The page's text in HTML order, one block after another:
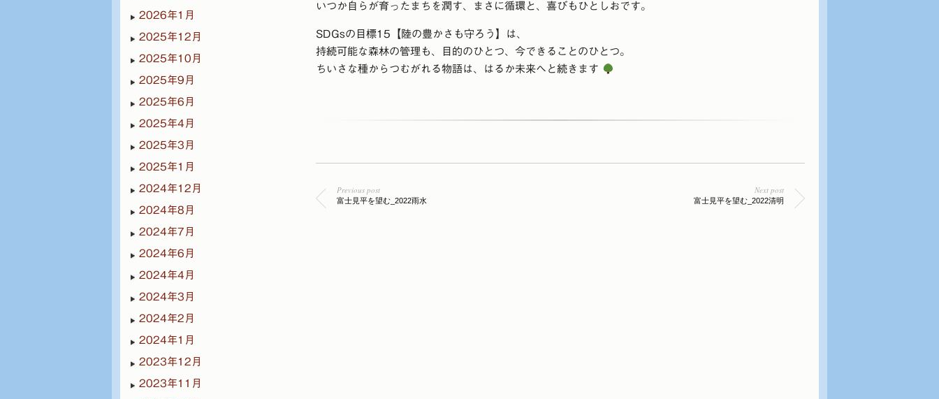
いつか自らが育ったまちを潤す、まさに循環と、喜びもひとしおです。
SDGsの目標15【陸の豊かさも守ろう】は、
持続可能な森林の管理も、目的のひとつ、今できることのひとつ。
ちいさな種からつむがれる物語は、はるか未来へと続きます
Previous post
富士見平を望む_2022雨水
Next post
富士見平を望む_2022清明
2026年1月
2025年12月
2025年10月
2025年9月
2025年6月
2025年4月
2025年3月
2025年1月
2024年12月
2024年8月
2024年7月
2024年6月
2024年4月
2024年3月
2024年2月
2024年1月
2023年12月
2023年11月